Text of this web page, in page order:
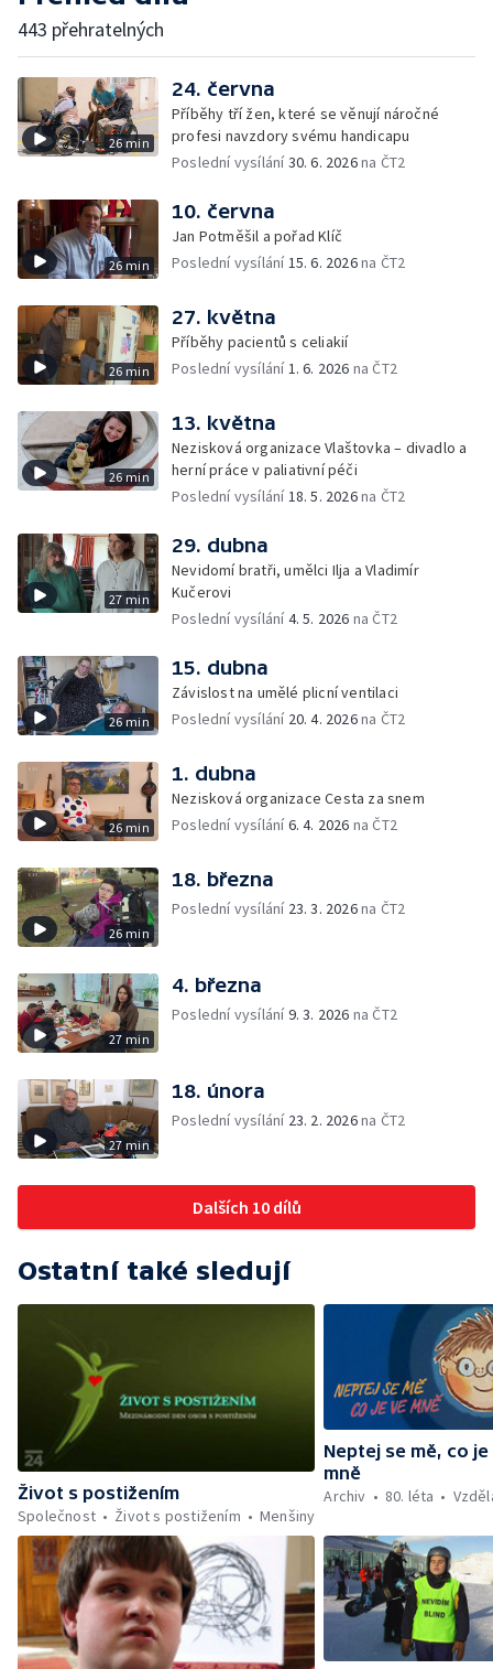
443 přehratelných
26 min
24. června
Příběhy tří žen, které se věnují náročné
profesi navzdory svému handicapu
Poslední vysílání30. 6. 2026na ČT2
26 min
10. června
Jan Potměšil a pořad Klíč
Poslední vysílání15. 6. 2026na ČT2
26 min
27. května
Příběhy pacientů s celiakií
Poslední vysílání1. 6. 2026 na ČT2
26 min
13. května
Nezisková organizace Vlaštovka – divadlo a
herní práce v paliativní péči
Poslední vysílání18. 5. 2026na ČT2
27 min
29. dubna
Nevidomí bratři, umělci Ilja a Vladimír
Kučerovi
Poslední vysílání4. 5. 2026 na ČT2
26 min
15. dubna
Závislost na umělé plicní ventilaci
Poslední vysílání 20. 4. 2026na ČT2
26 min
1. dubna
Nezisková organizace Cesta za snem
Poslední vysílání6. 4. 2026 na ČT2
26 min
18. března
Poslední vysílání 23. 3. 2026na ČT2
27 min
4. března
Poslední vysílání9. 3. 2026 na ČT2
27 min
18. února
Poslední vysílání 23. 2. 2026na ČT2
Dalších 10 dílů
Ostatní také sledují
Život s postižením
Společnost
Život s postižením Menšiny
Neptej se mě, co
mně
Archiv
80. léta